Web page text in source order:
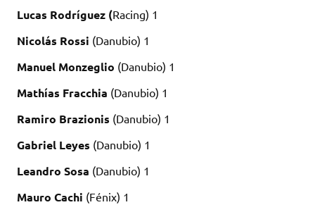
Lucas Rodríguez (Racing) 1
Nicolás Rossi (Danubio) 1
Manuel Monzeglio (Danubio) 1
Mathías Fracchia (Danubio) 1
Ramiro Brazionis (Danubio) 1
Gabriel Leyes (Danubio) 1
Leandro Sosa (Danubio) 1
Mauro Cachi (Fénix) 1